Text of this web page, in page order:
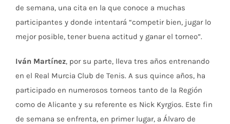
de semana, una cita en la que conoce a muchas
participantes y donde intentará “competir bien, jugar lo
mejor posible, tener buena actitud y ganar el torneo”.
Iván Martínez, por su parte, lleva tres años entrenando
en el Real Murcia Club de Tenis. A sus quince años, ha
participado en numerosos torneos tanto de la Región
como de Alicante y su referente es Nick Kyrgios. Este fin
de semana se enfrenta, en primer lugar, a Álvaro de